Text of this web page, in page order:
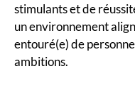
stimulants et de
un environnement
entouré(e) de
ambitions.